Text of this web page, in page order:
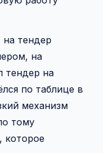
тендер
на
тендер на
по таблице в
механизм
тому
которое